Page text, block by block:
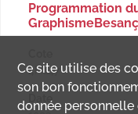
Programmation
4Fi147
Date
Ce site utilise des
son bon
donnée